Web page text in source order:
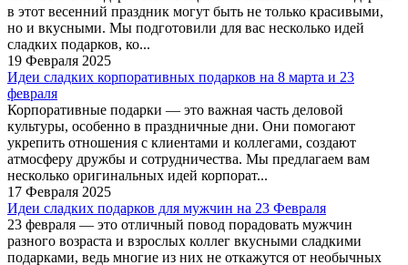
в этот весенний праздник могут быть не только красивыми,
но и вкусными. Мы подготовили для вас несколько идей
сладких подарков, ко...
19 Февраля 2025
Идеи сладких корпоративных подарков на 8 марта и 23
февраля
Корпоративные подарки — это важная часть деловой
культуры, особенно в праздничные дни. Они помогают
укрепить отношения с клиентами и коллегами, создают
атмосферу дружбы и сотрудничества. Мы предлагаем вам
несколько оригинальных идей корпорат...
17 Февраля 2025
Идеи сладких подарков для мужчин на 23 Февраля
23 февраля — это отличный повод порадовать мужчин
разного возраста и взрослых коллег вкусными сладкими
подарками, ведь многие из них не откажутся от необычных